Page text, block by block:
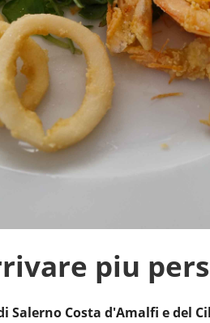
piu
Salerno Costa d'Amalfi e del